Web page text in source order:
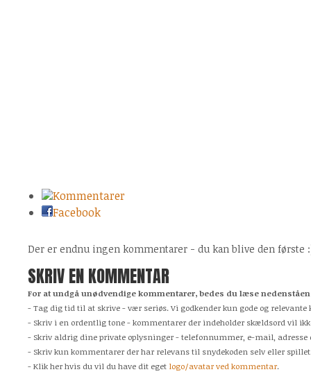
Kommentarer
Facebook
Der er endnu ingen kommentarer - du kan blive den første
SKRIV EN KOMMENTAR
For at undgå unødvendige kommentarer, bedes du læse
- Tag dig tid til at skrive - vær seriøs. Vi godkender kun gode og
- Skriv i en ordentlig tone - kommentarer der indeholder skældsord vil
- Skriv aldrig dine private oplysninger - telefonnummer, e-mail, adresse
- Skriv kun kommentarer der har relevans til snydekoden selv eller
- Klik her hvis du vil du have dit eget logo/avatar ved kommentar.